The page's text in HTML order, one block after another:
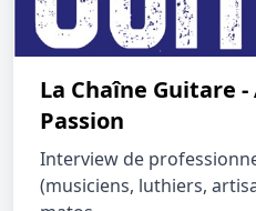
La Chaîne Guitare
Passion
Interview de
(musiciens, luthiers,